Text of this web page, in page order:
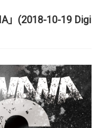
」(2018-10-19 Digi